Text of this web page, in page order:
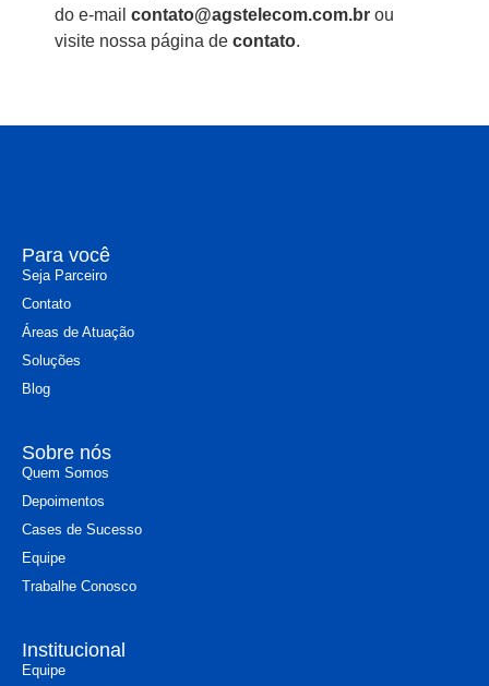
do e-mail contato@agstelecom.com.br ou
visite nossa página de contato.
Para você
Seja Parceiro
Contato
Áreas de Atuação
Soluções
Blog
Sobre nós
Quem Somos
Depoimentos
Cases de Sucesso
Equipe
Trabalhe Conosco
Institucional
Equipe